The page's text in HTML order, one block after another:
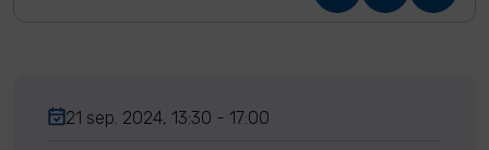
21 sep. 2024, 13:30 - 17:00